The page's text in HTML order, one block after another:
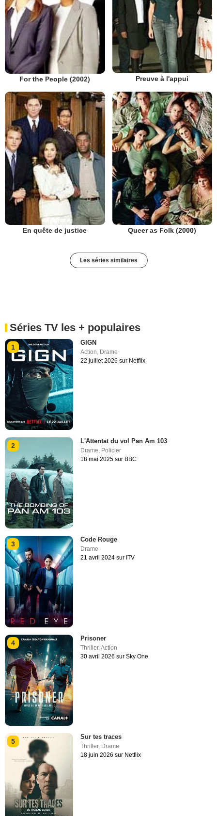
For the People (2002) Preuve à l'appui
En quête de justice Queer as Folk (2000)
Les séries similaires
Séries TV les + populaires
1
GIGN
Action, Drame
22 juillet 2026 sur Netflix
2
L'Attentat du vol Pan Am 103
Drame, Policier
18 mai 2025 sur BBC
3
Code Rouge
Drame
21 avril 2024 sur ITV
4
Prisoner
Thriller,Action
30 avril 2026 sur Sky One
5
Sur tes traces
Thriller, Drame
18 juin 2026 sur Netflix